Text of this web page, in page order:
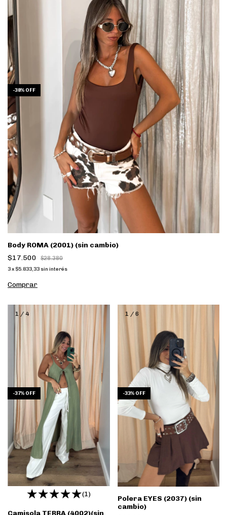
-38% OFF
Body ROMA (2001) (sin cambio)
$17.500
$28.380
3x $5.833,33 sin interés
Comprar
1 / 4
-37% OFF
(1)
1/ 6
-33% OFF
Polera EYES (2037) (sin
cambio)